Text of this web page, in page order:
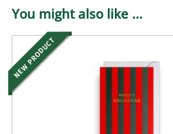
You might also like ...